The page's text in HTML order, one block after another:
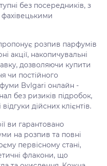
без посередників, з
фахівецькими
розпив парфумів
акції, накопичувальні
дозволяючи купити
чи постійного
Bvlgari онлайн -
без ризиків підробок,
дійсних клієнтів.
ви гарантовано
на розпив та повні
первісному стані,
флакони, що